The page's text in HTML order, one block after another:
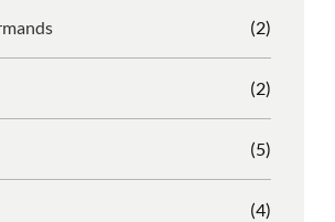
(2)
(2)
(5)
(4)